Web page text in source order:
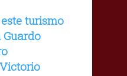
turismo